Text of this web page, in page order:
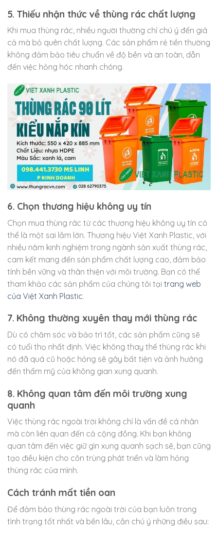
5. Thiếu nhận thức về thùng rác chất lượng
Khi mua thùng rác, nhiều người thường chỉ chú ý đến giá
cả mà bỏ quên chất lượng. Các sản phẩm rẻ tiền thường
không đảm bảo tiêu chuẩn về độ bền và an toàn, dẫn
đến việc hỏng hóc nhanh chóng.
6. Chọn thương hiệu không uy tín
Chọn mua thùng rác từ các thương hiệu không uy tín có
thể là một sai lầm lớn. Thương hiệu Việt Xanh Plastic, với
nhiều năm kinh nghiệm trong ngành sản xuất thùng rác,
cam kết mang đến sản phẩm chất lượng cao, đảm bảo
tính bền vững và thân thiện với môi trường. Bạn có thể
tham khảo các sản phẩm của chúng tôi tại trang web
của Việt Xanh Plastic.
7. Không thường xuyên thay mới thùng rác
Dù có chăm sóc và bảo trì tốt, các sản phẩm cũng sẽ
có tuổi thọ nhất định. Việc không thay thế thùng rác khi
nó đã quá cũ hoặc hỏng sẽ gây bất tiện và ảnh hưởng
đến thẩm mỹ của không gian xung quanh.
8. Không quan tâm đến môi trường xung
quanh
Việc thùng rác ngoài trời không chỉ là vấn đề cá nhân
mà còn liên quan đến cả cộng đồng. Khi bạn không
quan tâm đến việc giữ gìn xung quanh sạch sẽ, bạn cũng
tạo điều kiện cho côn trùng phát triển và làm hỏng
thùng rác của mình.
Cách tránh mất tiền oan
Để đảm bảo thùng rác ngoài trời của bạn luôn trong
tình trạng tốt nhất và bền lâu, cần chú ý những điều sau: